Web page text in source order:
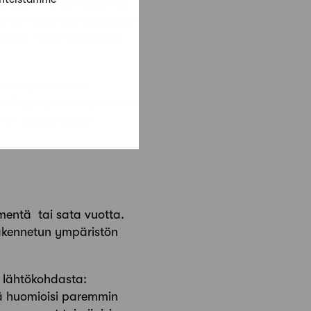
valitun datan ja
rakentamisprosessi
mitä kauemmas
päästöistä
Laskelmien tuloksissa
täydellisestä
tai sata vuotta.
ympäristön
lähtökohdasta:
huomioisi paremmin